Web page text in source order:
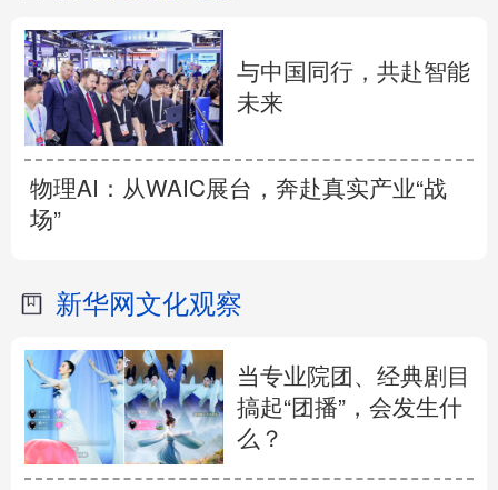
与中国同行，共赴智能
未来
物理AI：从WAIC展台，奔赴真实产业“战
场”
新华网文化观察
当专业院团、经典剧目
搞起“团播”，会发生什
么？